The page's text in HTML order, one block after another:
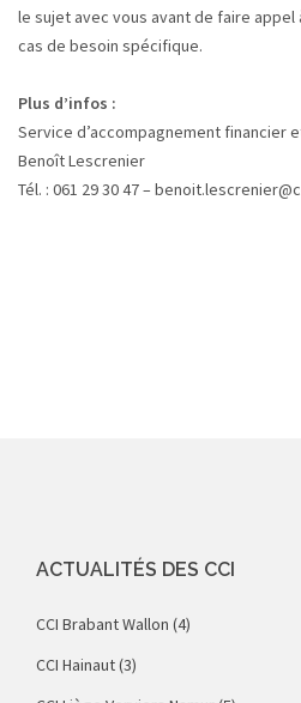
le sujet avec vous avant de faire appel
cas de besoin spécifique.
Plus d’infos :
Service d’accompagnement financier
Benoît Lescrenier
Tél. : 061 29 30 47 –
ACTUALITÉS DES CCI
CCI Brabant Wallon (4)
CCI Hainaut(3)